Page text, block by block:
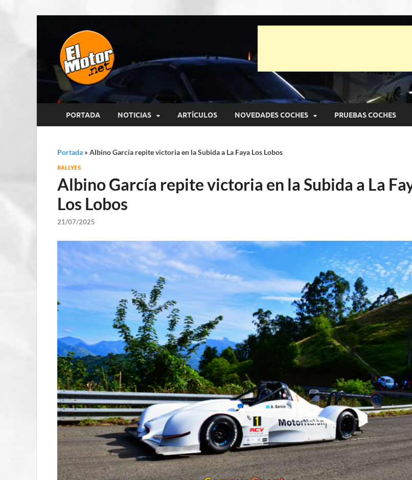
El Motor punto Net
PORTADA NOTICIAS ARTÍCULOS NOVEDADES COCHES PRUEBAS COCHES
Portada » Albino García repite victoria en la Subida a La Faya Los Lobos
RALLYES
Albino García repite victoria en la Subida a La
Los Lobos
21/07/2025